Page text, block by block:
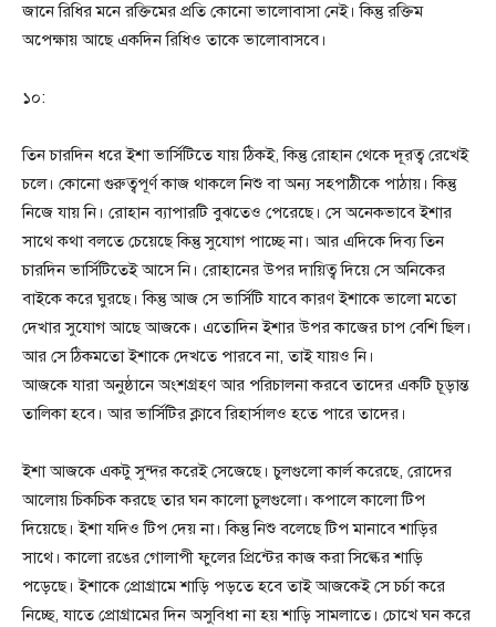
জানে রিধির মনে রক্তিমের প্রতি কোনো ভালোবাসা নেই। কিন্তু রক্তিম
অপেক্ষায় আছে একদিন রিধিও তাকে ভালোবাসবে।
১০:
তিন চারদিন ধরে ইশা ভার্সিটিতে যায় ঠিকই, কিন্তু রোহান থেকে দূরত্ব রেখেই
চলে। কোনো গুরুত্বপূর্ণ কাজ থাকলে নিশু বা অন্য সহপাঠীকে পাঠায়। কিন্তু
নিজে যায় নি। রোহান ব্যাপারটি বুঝতেও পেরেছে। সে অনেকভাবে ইশার
সাথে কথা বলতে চেয়েছে কিন্তু সুযোগ পাচ্ছে না। আর এদিকে দিব্য তিন
চারদিন ভার্সিটিতেই আসে নি। রোহানের উপর দায়িত্ব দিয়ে সে অনিকের
বাইকে করে ঘুরছে। কিন্তু আজ সে ভার্সিটি যাবে কারণ ইশাকে ভালো মতো
দেখার সুযোগ আছে আজকে। এতোদিন ইশার উপর কাজের চাপ বেশি ছিল।
আর সে ঠিকমতো ইশাকে দেখতে পারবে না, তাই যায়ও নি।
আজকে যারা অনুষ্ঠানে অংশগ্রহণ আর পরিচালনা করবে তাদের একটি চূড়ান্ত
তালিকা হবে। আর ভার্সিটির ক্লাবে রিহার্সালও হতে পারে তাদের।
ইশা আজকে একটু সুন্দর করেই সেজেছে। চুলগুলো কার্ল করেছে, রোদের
আলোয় চিকচিক করছে তার ঘন কালো চুলগুলো। কপালে কালো টিপ
দিয়েছে। ইশা যদিও টিপ দেয় না। কিন্তু নিশু বলেছে টিপ মানাবে শাড়ির
সাথে। কালো রঙের গোলাপী ফুলের প্রিন্টের কাজ করা সিল্কের শাড়ি
পড়েছে। ইশাকে প্রোগ্রামে শাড়ি পড়তে হবে তাই আজকেই সে চর্চা করে
নিচ্ছে, যাতে প্রোগ্রামের দিন অসুবিধা না হয় শাড়ি সামলাতে। চোখে ঘন করে